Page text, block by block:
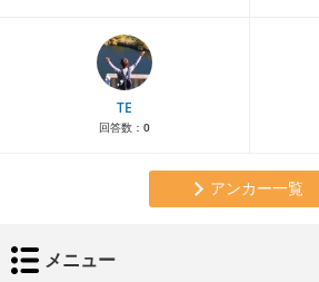
TE
回答数： 0
アンカー一覧
メニュー